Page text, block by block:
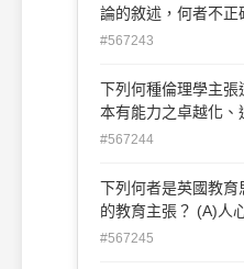
論的敘述，何者不正確？ (A)在兒童
展的過程中，「無律
在價值觀上的混亂及負面性 (B)
在五足歲左右，會漸
#567243
下列何種倫理學主張
本有能力之卓越化、
良好品格之培養？ (A)情緒論倫理學 (B)效
理學
#567244
下列何者是英國教
的教育主張？ (A)人心就像具有天然花紋般
的大理石，需要細心雕琢 (B)教育過
#567245